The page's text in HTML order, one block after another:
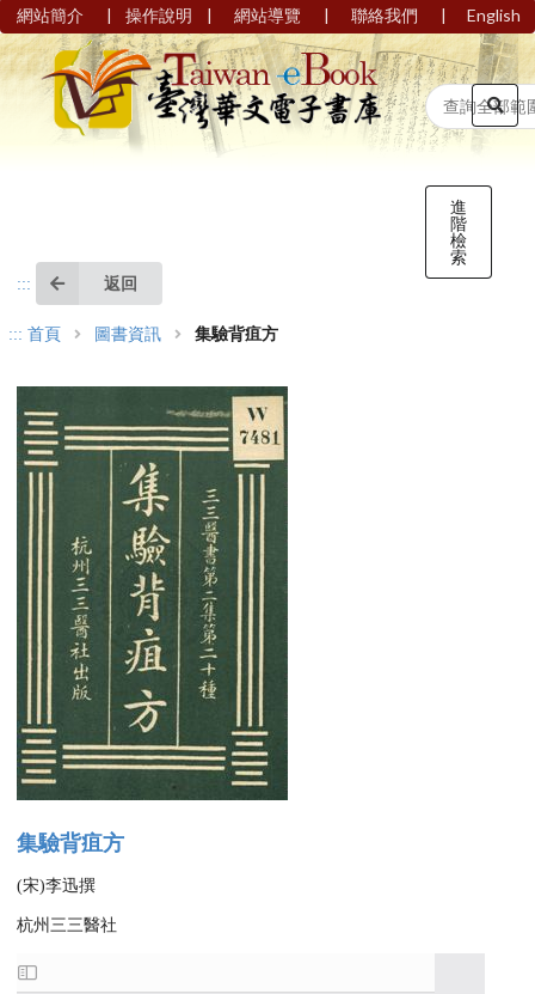
網站簡介 | 操作說明 | 網站導覽 | 聯絡我們 | English
進
階
檢
索
::: 返回
::: 首頁 圖書資訊 集驗背疽方
集驗背疽方
(宋)李迅撰
杭州三三醫社